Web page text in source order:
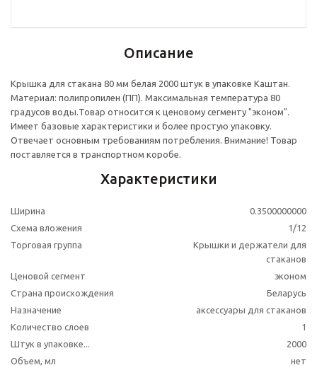
Описание
Крышка для стакана 80 мм белая 2000 штук в упаковке Каштан.
Материал: полипропилен (ПП). Максимальная температура 80
градусов воды.Товар относится к ценовому сегменту "эконом".
Имеет базовые характеристики и более простую упаковку.
Отвечает основным требованиям потребления. Внимание! Товар
поставляется в транспортном коробе.
Характеристики
Ширина
0.3500000000
Схема вложения
1/12
Торговая группа
Крышки и держатели для
стаканов
Ценовой сегмент
эконом
Страна происхождения
Беларусь
Назначение
аксессуары для стаканов
Количество слоев
1
Штук в упаковке...
2000
Объем, мл
нет